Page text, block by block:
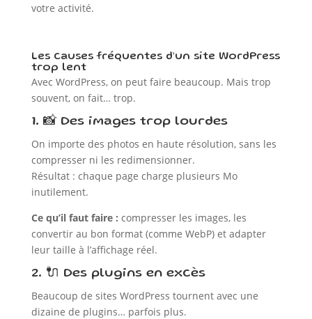
votre activité.
Les causes fréquentes d’un site WordPress
trop lent
Avec WordPress, on peut faire beaucoup. Mais trop
souvent, on fait… trop.
1. 📸 Des images trop lourdes
On importe des photos en haute résolution, sans les
compresser ni les redimensionner.
Résultat : chaque page charge plusieurs Mo
inutilement.
Ce qu’il faut faire : compresser les images, les
convertir au bon format (comme WebP) et adapter
leur taille à l’affichage réel.
2. 🔌 Des plugins en excès
Beaucoup de sites WordPress tournent avec une
dizaine de plugins… parfois plus.